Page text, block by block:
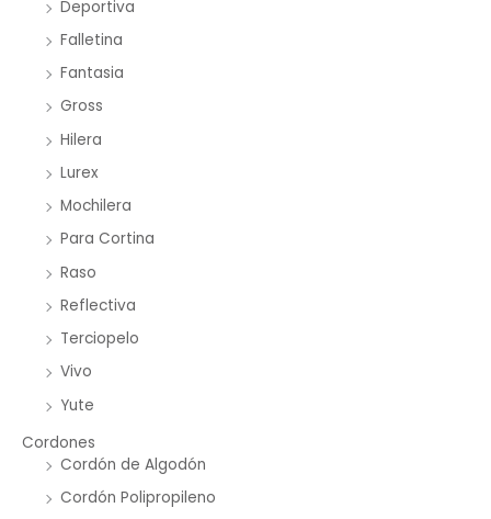
Deportiva
Falletina
Fantasia
Gross
Hilera
Lurex
Mochilera
Para Cortina
Raso
Reflectiva
Terciopelo
Vivo
Yute
Cordones
Cordón de Algodón
Cordón Polipropileno